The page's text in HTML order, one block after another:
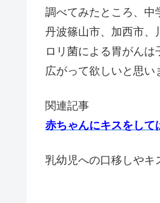
調べてみたところ、中
丹波篠山市、加西市、
ロリ菌による胃がん
広がって欲しいと思い
関連記事
赤ちゃんにキスをして
乳幼児への口移しやキ